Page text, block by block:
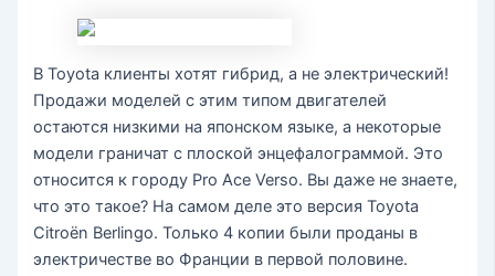
В Toyota клиенты хотят гибрид, а не электрический!
Продажи моделей с этим типом двигателей
остаются низкими на японском языке, а некоторые
модели граничат с плоской энцефалограммой. Это
относится к городу Pro Ace Verso. Вы даже не знаете,
что это такое? На самом деле это версия Toyota
Citroën Berlingo. Только 4 копии были проданы в
электричестве во Франции в первой половине.